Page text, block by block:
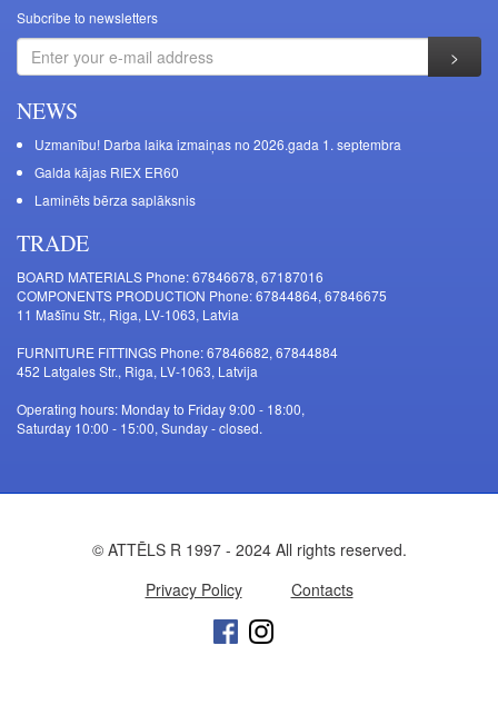
Subcribe to newsletters
NEWS
Uzmanību! Darba laika izmaiņas no 2026.gada 1. septembra
Galda kājas RIEX ER60
Laminēts bērza saplāksnis
TRADE
BOARD MATERIALS Phone: 67846678, 67187016
COMPONENTS PRODUCTION Phone: 67844864, 67846675
11 Mašīnu Str., Riga, LV-1063, Latvia
FURNITURE FITTINGS Phone: 67846682, 67844884
452 Latgales Str., Riga, LV-1063, Latvija
Operating hours: Monday to Friday 9:00 - 18:00,
Saturday 10:00 - 15:00, Sunday - closed.
© ATTĒLS R 1997 - 2024 All rights reserved.
Privacy Policy
Contacts